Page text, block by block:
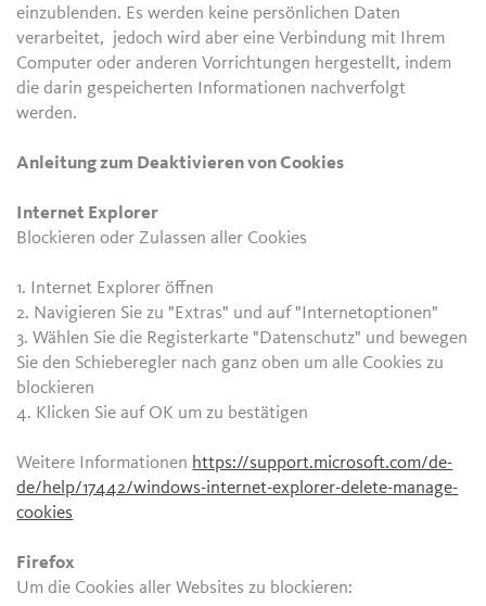
einzublenden. Es werden keine persönlichen Daten
verarbeitet, jedoch wird aber eine Verbindung mit Ihrem
Computer oder anderen Vorrichtungen hergestellt, indem
die darin gespeicherten Informationen nachverfolgt
werden.
Anleitung zum Deaktivieren von Cookies
Internet Explorer
Blockieren oder Zulassen aller Cookies
1. Internet Explorer öffnen
2. Navigieren Sie zu "Extras" und auf "Internetoptionen"
3. Wählen Sie die Registerkarte "Datenschutz" und bewegen
Sie den Schieberegler nach ganz oben um alle Cookies zu
blockieren
4. Klicken Sie auf OK um zu bestätigen
Weitere Informationen https://support.microsoft.com/de-
de/help/17442/windows-internet-explorer-delete-manage-
cookies
Firefox
Um die Cookies aller Websites zu blockieren: